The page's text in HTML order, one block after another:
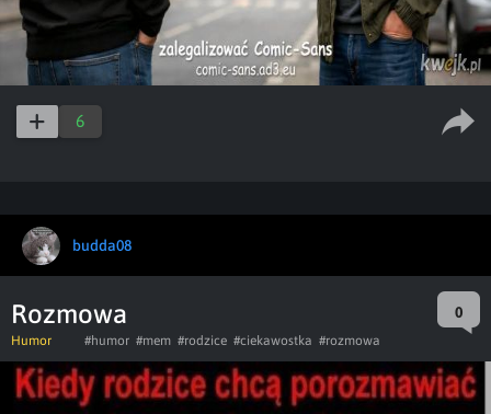
6
budda08
Rozmowa 0
Humor #humor #mem #rodzice #ciekawostka #rozmowa